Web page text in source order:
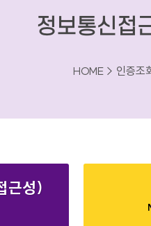
정보통신접
HOME > 인증조
근성)